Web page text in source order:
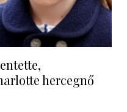
hercegnő